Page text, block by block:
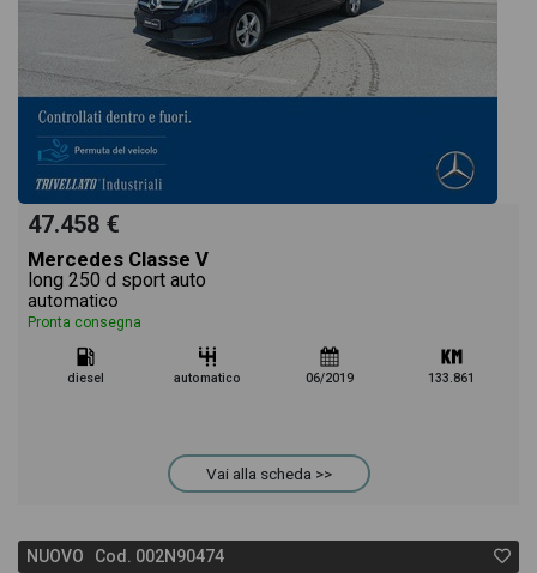
47.458 €
Mercedes Classe V
long 250 d sport auto
automatico
Pronta consegna
diesel automatico 06/2019 133.861
Vai alla scheda >>
NUOVO Cod. 002N90474